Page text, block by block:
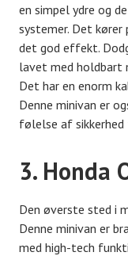
en simpel ydre og
systemer. Det
det god effekt.
lavet med holdbart
Det har en enorm
Denne minivan er
følelse af sikkerhed
3. Honda
Den øverste sted i
Denne minivan er
med high-tech